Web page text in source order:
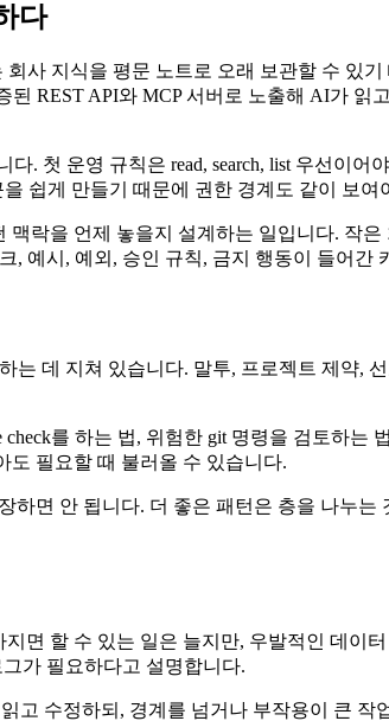
다
사 지식을 평문 노트로 오래 보관할 수 있기
REST API와 MCP 서버로 노출해 AI가 읽
첫 운영 규칙은 read, search, list 우선이어
쉽게 만들기 때문에 권한 경계도 같이 보여
맥락을 언제 놓을지 설계하는 일입니다. 작
, 예시, 예외, 승인 규칙, 금지 행동이 들어간
데 지쳐 있습니다. 말투, 프로젝트 제약,
를 하는 법, 위험한 git 명령을 검토하는
도 필요할 때 불러올 수 있습니다.
면 안 됩니다. 더 좋은 패턴은 층을 나누는
면 할 수 있는 일은 늘지만, 우발적인 데이
가 필요하다고 설명합니다.
고 수정하되, 경계를 넘거나 부작용이 큰